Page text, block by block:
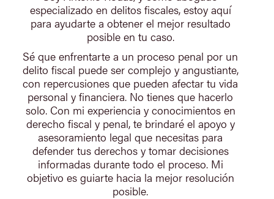
especializado en delitos fiscales, estoy aquí
para ayudarte a obtener el mejor resultado
posible en tu caso.
Sé que enfrentarte a un proceso penal por un
delito fiscal puede ser complejo y angustiante,
con repercusiones que pueden afectar tu vida
personal y financiera. No tienes que hacerlo
solo. Con mi experiencia y conocimientos en
derecho fiscal y penal, te brindaré el apoyo y
asesoramiento legal que necesitas para
defender tus derechos y tomar decisiones
informadas durante todo el proceso. Mi
objetivo es guiarte hacia la mejor resolución
posible.